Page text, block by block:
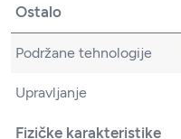
Ostalo
Podržane tehnologije
Upravljanje
Fizičke karakteristike